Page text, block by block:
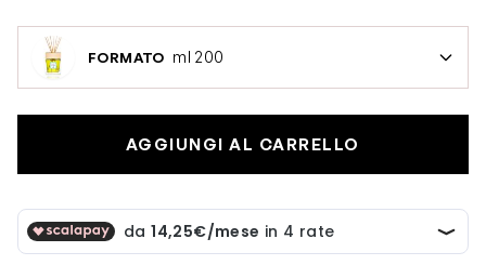
FORMATO ml 200
AGGIUNGI AL CARRELLO